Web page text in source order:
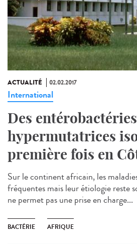
ACTUALITÉ 02.02.2017
International
Des entérobactéries
hypermutatrices
première fois en
Sur le continent africain, les
fréquentes mais leur étiologie reste
ne permet pas une prise en charge...
BACTÉRIE AFRIQUE